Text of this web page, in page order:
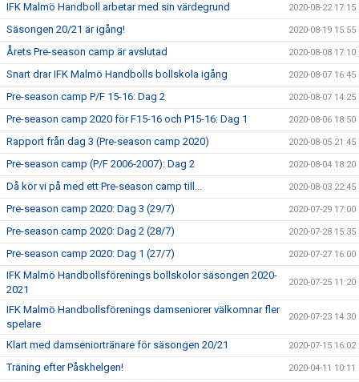
IFK Malmö Handboll arbetar med sin värdegrund 2020-08-22 17:15
Säsongen 20/21 är igång! 2020-08-19 15:55
Årets Pre-season camp är avslutad 2020-08-08 17:10
Snart drar IFK Malmö Handbolls bollskola igång 2020-08-07 16:45
Pre-season camp P/F 15-16: Dag 2 2020-08-07 14:25
Pre-season camp 2020 för F15-16 och P15-16: Dag 1 2020-08-06 18:50
Rapport från dag 3 (Pre-season camp 2020) 2020-08-05 21:45
Pre-season camp (P/F 2006-2007): Dag 2 2020-08-04 18:20
Då kör vi på med ett Pre-season camp till... 2020-08-03 22:45
Pre-season camp 2020: Dag 3 (29/7) 2020-07-29 17:00
Pre-season camp 2020: Dag 2 (28/7) 2020-07-28 15:35
Pre-season camp 2020: Dag 1 (27/7) 2020-07-27 16:00
IFK Malmö Handbollsförenings bollskolor säsongen 2020-
2021
2020-07-25 11:20
IFK Malmö Handbollsförenings damseniorer välkomnar fler
spelare
2020-07-23 14:30
Klart med damseniortränare för säsongen 20/21 2020-07-15 16:02
Träning efter Påskhelgen! 2020-04-11 10:11